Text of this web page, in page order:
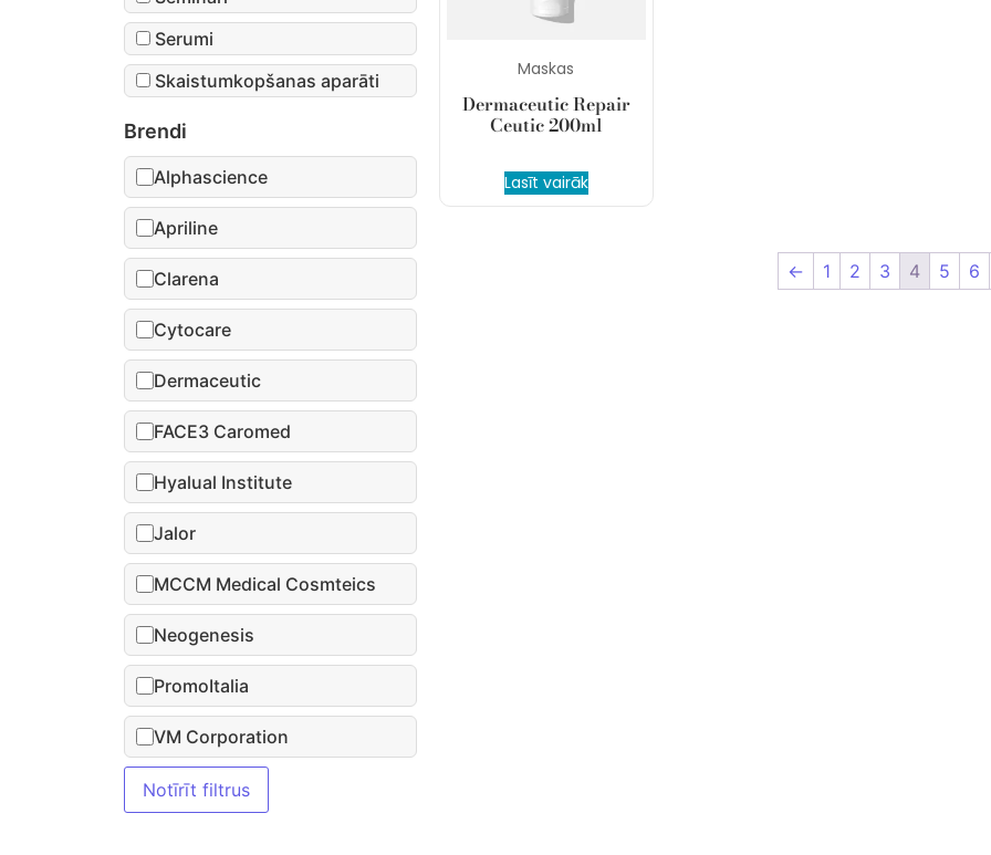
Serumi
Skaistumkopšanas aparāti
Brendi
Alphascience
Apriline
Clarena
Cytocare
Dermaceutic
FACE3 Caromed
Hyalual Institute
Jalor
MCCM Medical Cosmteics
Neogenesis
PromoItalia
VM Corporation
Notīrīt filtrus
Maskas
Dermaceutic Repair
Ceutic 200ml
Lasīt vairāk
← 1 2 3 4 5 6